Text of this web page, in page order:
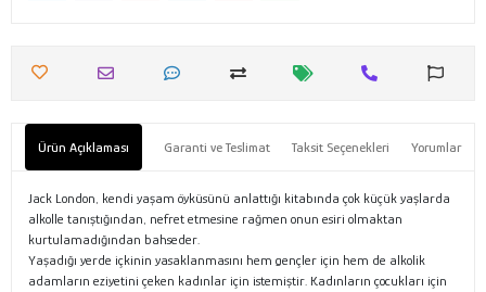
Ürün Açıklaması Garanti ve Teslimat Taksit Seçenekleri Yorumlar
Jack London, kendi yaşam öyküsünü anlattığı kitabında çok küçük yaşlarda
alkolle tanıştığından, nefret etmesine rağmen onun esiri olmaktan
kurtulamadığından bahseder.
Yaşadığı yerde içkinin yasaklanmasını hem gençler için hem de alkolik
adamların eziyetini çeken kadınlar için istemiştir. Kadınların çocukları için